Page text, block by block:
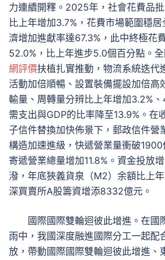
力連續開釋。2025年，社會花費品
比上年增加3.7%，花費市場範圍穩
濟增加進獻率達67.3%，此中終極花
52.0%，比上年進步5.0個百分點。
網評價扶植扎實推動，物流系統迭代
活動加倍順暢、設置裝備擺設加倍
輸量、周轉量分辨比上年增加3.2%
需支出與GDP的比率降至13.9%。在
子信件替換加快佈景下，郵政信件營
構造加速進級，快遞營業量衝破
寄遞營業總量增加11.8%。資金投放
潑，年底狹義貨泉（M2）余額比上
深買賣所A股籌資增添8332億元。
國際國際雙輪迴彼此增進。在國
雨中，我國深度融進國際分工一起配
放，帶動國際國際雙輪迴彼此增進、